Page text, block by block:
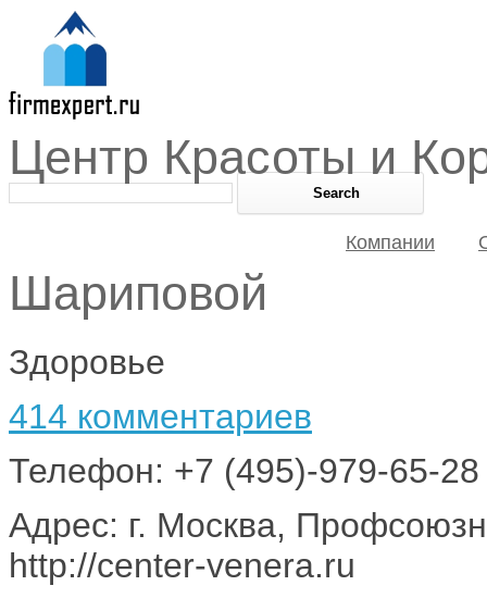
Компании
Центр Красоты и
Шариповой
Здоровье
414 комментариев
Телефон: +7 (495)-979-65-28
Адрес: г. Москва,
http://center-venera.ru